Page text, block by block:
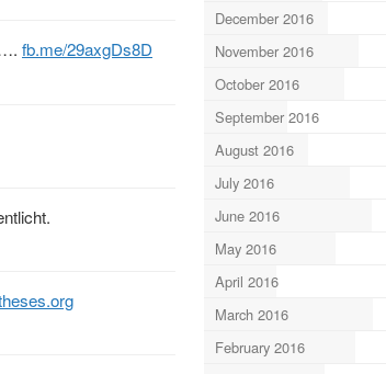
fb.me/29axgDs8D
December 2016
November 2016
October 2016
September 2016
August 2016
July 2016
June 2016
May 2016
April 2016
March 2016
February 2016